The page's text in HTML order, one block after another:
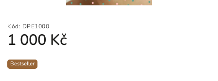
Kód: DPE1000
1 000 Kč
Bestseller